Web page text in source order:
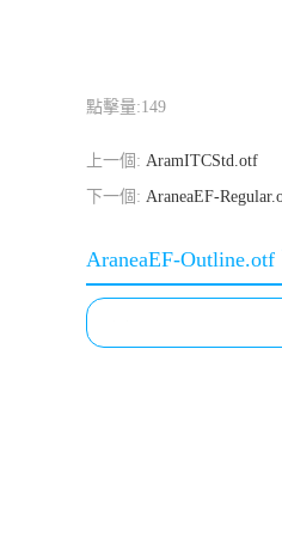
點擊量:149
上一個: AramITCStd.otf
下一個: AraneaEF-
AraneaEF-